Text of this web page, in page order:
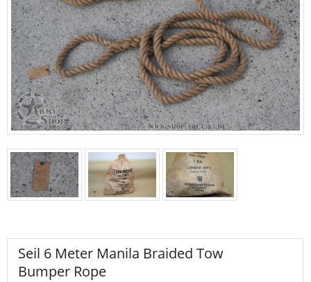
Seil 6 Meter Manila Braided Tow
Bumper Rope